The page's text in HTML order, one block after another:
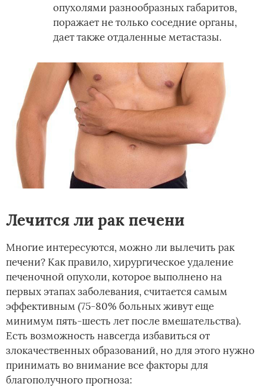
опухолями разнообразных габаритов,
поражает не только соседние органы,
дает также отдаленные метастазы.
Лечится ли рак печени
Многие интересуются, можно ли вылечить рак
печени? Как правило, хирургическое удаление
печеночной опухоли, которое выполнено на
первых этапах заболевания, считается самым
эффективным (75-80% больных живут еще
минимум пять-шесть лет после вмешательства).
Есть возможность навсегда избавиться от
злокачественных образований, но для этого нужно
принимать во внимание все факторы для
благополучного прогноза: